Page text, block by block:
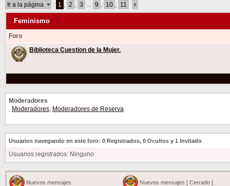
Ir a la página : 1 2 3 9 10 11
Feminismo
Foro
Biblioteca Cuestion de la Mujer.
Moderadores
Moderadores, Moderadores de Reserva
Usuarios navegando en este foro: 0 Registrados, 0 Ocultos y 1 Invitado
Usuarios registrados: Ninguno
Nuevos mensajes Nuevos mensajes [ Cerrado ]